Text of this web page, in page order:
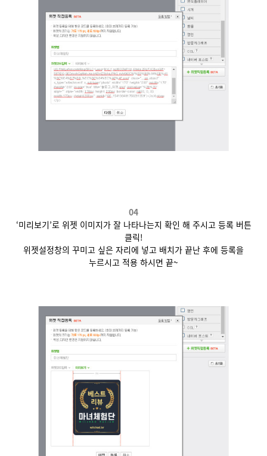
04
‘미리보기’로 위젯 이미지가 잘 나타나는지 확인 해 주시고 등록 버튼
클릭!
위젯설정창의 꾸미고 싶은 자리에 넣고 배치가 끝난 후에 등록을
누르시고 적용 하시면 끝~